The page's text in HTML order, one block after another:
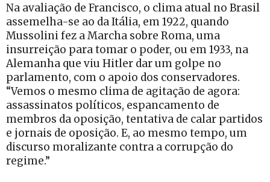
Na avaliação de Francisco, o clima atual no Brasil
assemelha-se ao da Itália, em 1922, quando
Mussolini fez a Marcha sobre Roma, uma
insurreição para tomar o poder, ou em 1933, na
Alemanha que viu Hitler dar um golpe no
parlamento, com o apoio dos conservadores.
“Vemos o mesmo clima de agitação de agora:
assassinatos políticos, espancamento de
membros da oposição, tentativa de calar partidos
e jornais de oposição. E, ao mesmo tempo, um
discurso moralizante contra a corrupção do
regime.”